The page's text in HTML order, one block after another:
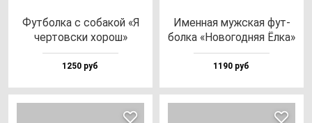
Фут­бол­ка с со­ба­кой «Я
чер­тов­ски хо­рош»
1250 руб
Имен­ная муж­ская фут­
бол­ка «Ново­год­няя Ёлка»
1190 руб